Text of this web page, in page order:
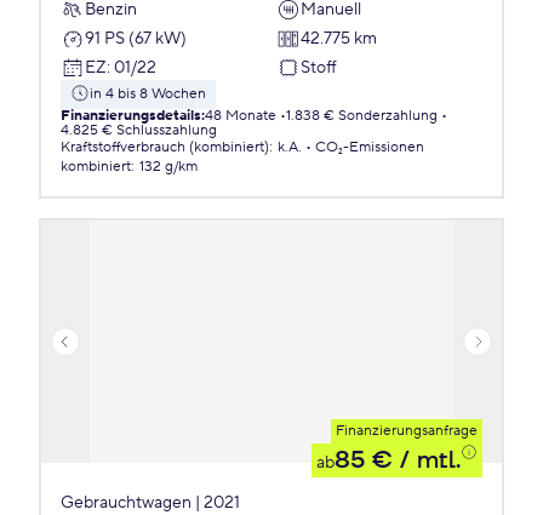
Benzin
Manuell
91 PS (67 kW)
42.775 km
EZ: 01/22 Stoff
in 4 bis 8 Wochen
Finanzierungsdetails:48 Monate 1.838 € Sonderzahlung
4.825 € Schlusszahlung
Kraftstoffverbrauch (kombiniert): k.A.
CO₂-Emissionen
kombiniert: 132 g/km
Finanzierungsanfrage
ab85 € / mtl.
Gebrauchtwagen | 2021